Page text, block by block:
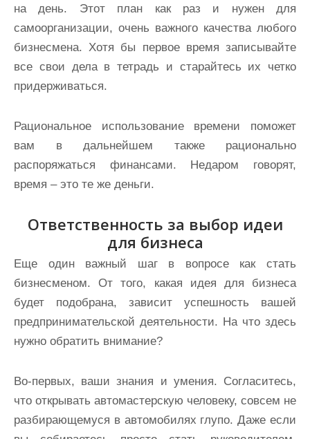
на день. Этот план как раз и нужен для
самоорганизации, очень важного качества любого
бизнесмена. Хотя бы первое время записывайте
все свои дела в тетрадь и старайтесь их четко
придерживаться.
Рациональное использование времени поможет
вам в дальнейшем также рационально
распоряжаться финансами. Недаром говорят,
время – это те же деньги.
Ответственность за выбор идеи
для бизнеса
Еще один важный шаг в вопросе как стать
бизнесменом. От того, какая идея для бизнеса
будет подобрана, зависит успешность вашей
предпринимательской деятельности. На что здесь
нужно обратить внимание?
Во-первых, ваши знания и умения. Согласитесь,
что открывать автомастерскую человеку, совсем не
разбирающемуся в автомобилях глупо. Даже если